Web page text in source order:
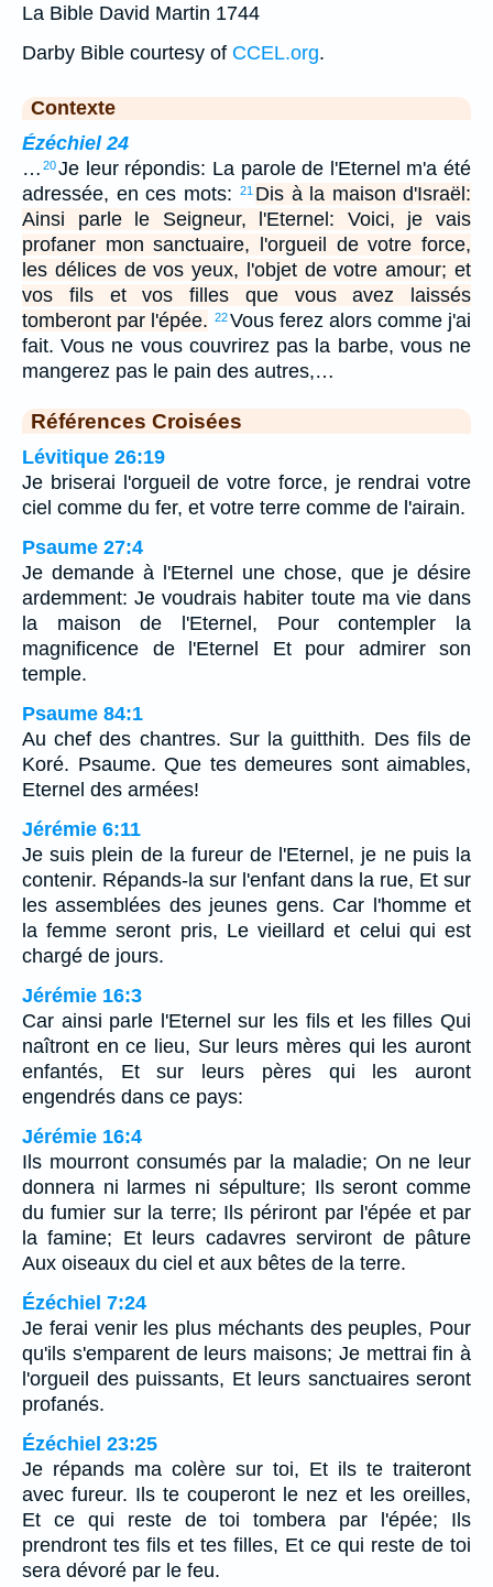
La Bible David Martin 1744
Darby Bible courtesy of CCEL.org.
Contexte
Ézéchiel 24
… 20Je leur répondis: La parole de l'Eternel m'a été
adressée, en ces mots:
21 Dis à la maison d'Israël:
Ainsi parle le Seigneur, l'Eternel: Voici, je vais
profaner mon sanctuaire, l'orgueil de votre force,
les délices de vos yeux, l'objet de votre amour; et
vos fils et vos filles que vous avez laissés
tomberont par l'épée. 22Vous ferez alors comme j'ai
fait. Vous ne vous couvrirez pas la barbe, vous ne
mangerez pas le pain des autres,…
Références Croisées
Lévitique 26:19
Je briserai l'orgueil de votre force, je rendrai votre
ciel comme du fer, et votre terre comme de l'airain.
Psaume 27:4
Je demande à l'Eternel une chose, que je désire
ardemment: Je voudrais habiter toute ma vie dans
la maison de l'Eternel, Pour contempler la
magnificence de l'Eternel Et pour admirer son
temple.
Psaume 84:1
Au chef des chantres. Sur la guitthith. Des fils de
Koré. Psaume. Que tes demeures sont aimables,
Eternel des armées!
Jérémie 6:11
Je suis plein de la fureur de l'Eternel, je ne puis la
contenir. Répands-la sur l'enfant dans la rue, Et sur
les assemblées des jeunes gens. Car l'homme et
la femme seront pris, Le vieillard et celui qui est
chargé de jours.
Jérémie 16:3
Car ainsi parle l'Eternel sur les fils et les filles Qui
naîtront en ce lieu, Sur leurs mères qui les auront
enfantés, Et sur leurs pères qui les auront
engendrés dans ce pays:
Jérémie 16:4
Ils mourront consumés par la maladie; On ne leur
donnera ni larmes ni sépulture; Ils seront comme
du fumier sur la terre; Ils périront par l'épée et par
la famine; Et leurs cadavres serviront de pâture
Aux oiseaux du ciel et aux bêtes de la terre.
Ézéchiel 7:24
Je ferai venir les plus méchants des peuples, Pour
qu'ils s'emparent de leurs maisons; Je mettrai fin à
l'orgueil des puissants, Et leurs sanctuaires seront
profanés.
Ézéchiel 23:25
Je répands ma colère sur toi, Et ils te traiteront
avec fureur. Ils te couperont le nez et les oreilles,
Et ce qui reste de toi tombera par l'épée; Ils
prendront tes fils et tes filles, Et ce qui reste de toi
sera dévoré par le feu.